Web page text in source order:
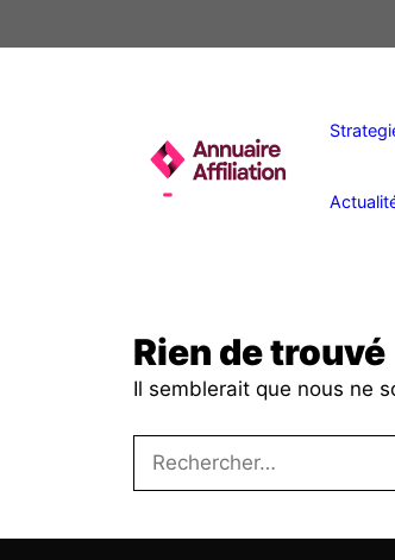
au
Rien de trouvé
Il semblerait que nous ne